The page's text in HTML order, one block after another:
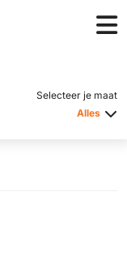
Selecteer je maat
Alles